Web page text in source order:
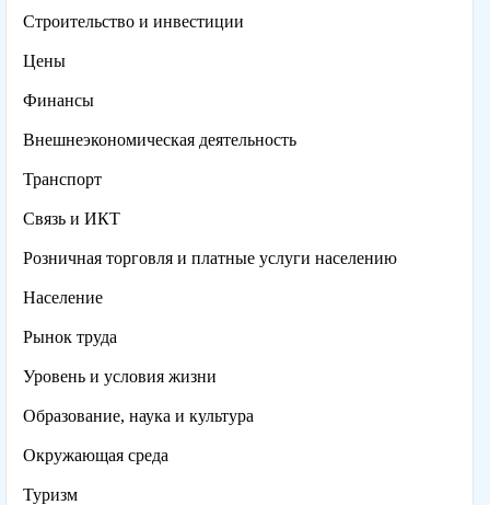
Строительство и инвестиции
Цены
Финансы
Внешнеэкономическая деятельность
Транспорт
Связь и ИКТ
Розничная торговля и платные услуги населению
Население
Рынок труда
Уровень и условия жизни
Образование, наука и культура
Окружающая среда
Туризм